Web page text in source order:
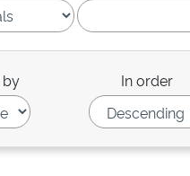
by In order